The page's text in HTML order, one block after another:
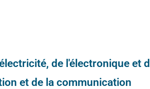
de l'électronique et
et de la communication